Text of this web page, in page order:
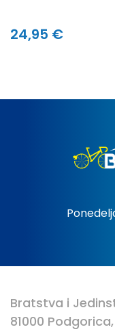
24,95 €
Bratstva i
81000